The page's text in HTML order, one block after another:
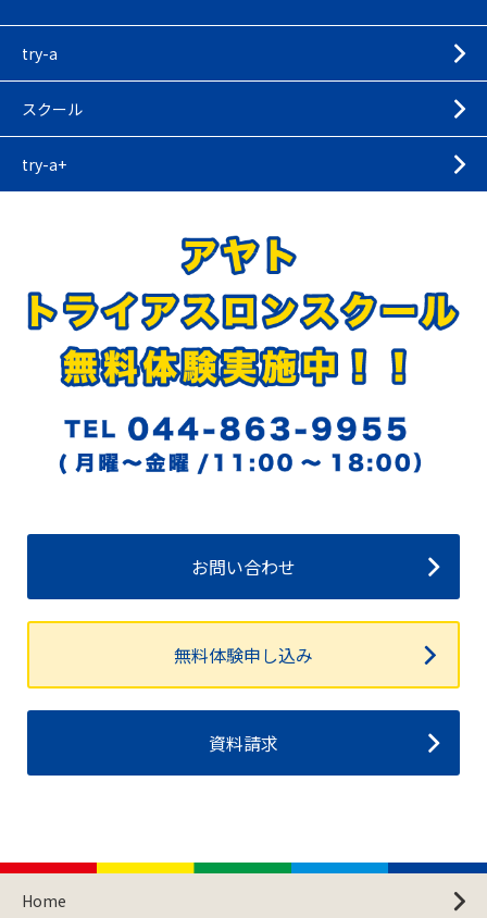
try-a
スクール
try-a+
お問い合わせ
無料体験申し込み
資料請求
Home